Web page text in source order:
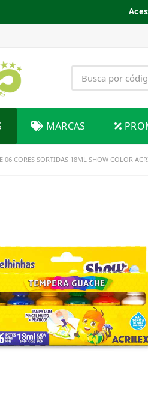
MARCAS
06 CORES SORTIDAS 18ML SHOW COLOR